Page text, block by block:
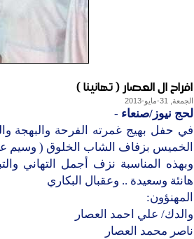
افراح ال العصار ( تهانينا )
الجمعة, 31-مايو-2013
لحج نيوز/صنعاء -
في حفل بهيج غمرته الفرحة والبهجة
الخميس بزفاف الشاب الخلوق ( وسيم
وبهذه المناسبة نزف أجمل التهاني
هانئة وسعيدة .. وعقبال البكاري
المهنؤون:
والدك/ علي احمد العصار
ناصر محمد العصار